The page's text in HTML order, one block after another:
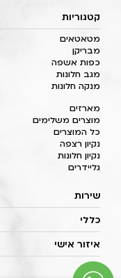
קטגוריות
מטאטאים
מבריקן
כפות אשפה
מגב חלונות
מנקה חלונות
מארזים
מוצרים משלימים
כל המוצרים
נקיון רצפה
נקיון חלונות
גליידרים
שירות
כללי
איזור אישי